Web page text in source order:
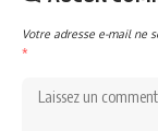
Votre adresse e-mail ne
*